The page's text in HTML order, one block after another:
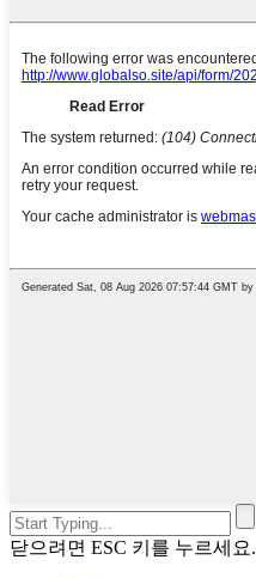
닫으려면 ESC 키를 누르세요.